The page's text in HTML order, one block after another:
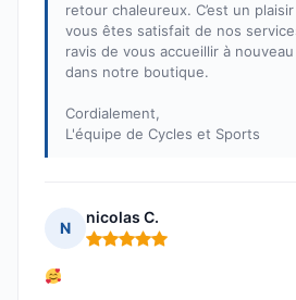
retour chaleureux. C’est un
vous êtes satisfait de nos
ravis de vous accueillir à
dans notre boutique.
Cordialement,
L'équipe de Cycles et Sports
N
nicolas C.
Note : 5 sur 5